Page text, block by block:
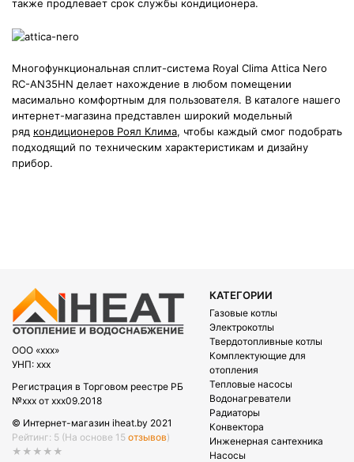
также продлевает срок службы кондиционера.
Многофункциональная сплит-система Royal Clima Attica Nero
RC-AN35HN делает нахождение в любом помещении
масимально комфортным для пользователя. В каталоге нашего
интернет-магазина представлен широкий модельный
ряд кондиционеров Роял Клима, чтобы каждый смог подобрать
подходящий по техническим характеристикам и дизайну
прибор.
OOO «xxx»
УНП: xxx
Регистрация в Торговом реестре РБ
№xxx от xxx09.2018
© Интернет-магазин iheat.by 2021
Рейтинг: 5 (На основе 15 отзывов)
★★★★★
КАТЕГОРИИ
Газовые котлы
Электрокотлы
Твердотопливные котлы
Комплектующие для
отопления
Тепловые насосы
Водонагреватели
Радиаторы
Конвектора
Инженерная сантехника
Насосы